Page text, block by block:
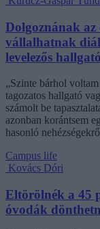
Dolgoznának az
vállalhatnak
levelezős
„Szinte bárhol
tagozatos hallgató
számolt be
azonban korántsem
hasonló
Campus life
Kovács Dóri
Eltörölnék a 45
óvodák